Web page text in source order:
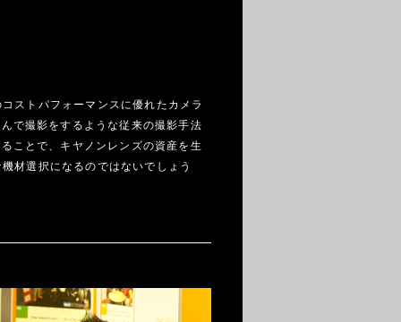
ストパフォーマンスに優れたカメラ
で撮影をするような従来の撮影手法
ことで、キヤノンレンズの資産を生
材選択になるのではないでしょう